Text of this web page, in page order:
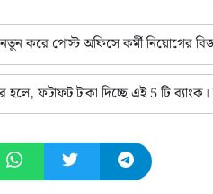
পোস্ট অফিসে কর্মী নিয়োগের
ফটাফট টাকা দিচ্ছে এই 5 টি ব্যাংক।